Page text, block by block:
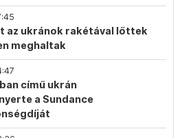
az ukránok rakétával lőttek
meghaltak
című ukrán
a Sundance